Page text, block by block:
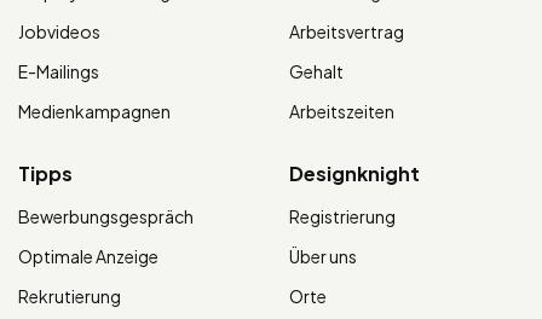
Jobvideos
E-Mailings
Medienkampagnen
Arbeitsvertrag
Gehalt
Arbeitszeiten
Tipps
Bewerbungsgespräch
Optimale Anzeige
Rekrutierung
Designknight
Registrierung
Über uns
Orte